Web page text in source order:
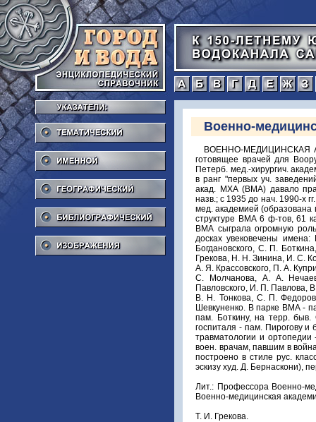
Тематический
Именной
Географический
Библиографический
Изображения
а б в г
Военно-
ВОЕННО-МЕДИЦИНСКАЯ
готовящее врачей для
Петерб. мед.-хирургич.
в ранг "первых уч.
акад. МХА (ВМА) давало
назв.; с 1935 до нач. 1990-х
мед. академией
структуре ВМА 6 ф-тов, 61
ВМА сыграла огромную
досках увековечены
Богдановского, С. П.
Грекова, Н. Н. Зинина, И. С.
А. Я. Крассовского, П. А.
С. Молчанова, А. А.
Павловского, И. П. Павлова,
В. Н. Тонкова, С. П.
Шевкуненко. В парке ВМА -
пам. Боткину, на терр. быв.
госпиталя - пам. Пирогову и
травматологии и
воен. врачам, павшим в
построено в стиле рус.
эскизу худ. Д. Бернаскони),
Лит.: Профессора Военно-
Военно-медицинская
Т. И. Грекова.